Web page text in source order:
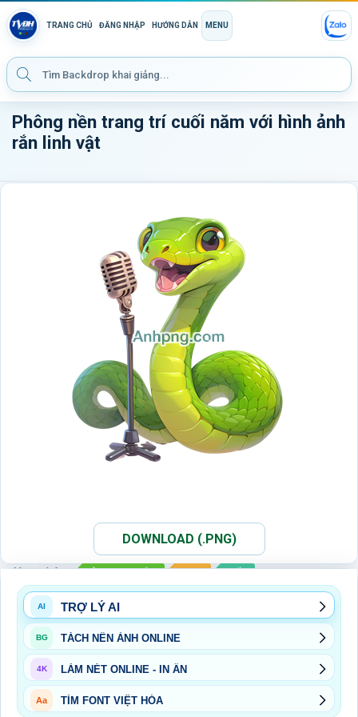
TRANG CHỦ ĐĂNG NHẬP HƯỚNG DẪN MENU
Phông nền trang trí cuối năm với hình ảnh
rắn linh vật
DOWNLOAD (.PNG)
Xem thêm:
AI TRỢ LÝ AI
BG TÁCH NỀN ẢNH ONLINE
4K LÀM NÉT ONLINE - IN ẤN
Aa TÌM FONT VIỆT HÓA